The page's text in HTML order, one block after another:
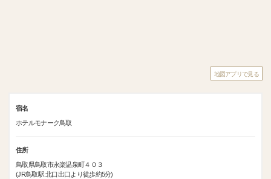
地図アプリで見る
宿名
ホテルモナーク鳥取
住所
鳥取県鳥取市永楽温泉町４０３
(JR鳥取駅 北口出口より徒歩約5分)